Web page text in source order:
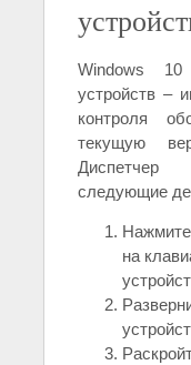
Windows 10
устройств –
контроля
текущую
следующие
на